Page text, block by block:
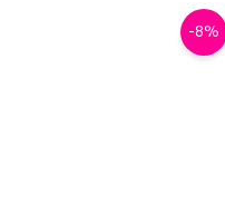
-8%